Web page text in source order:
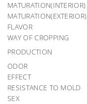
MATURATION(INTERIOR)
MATURATION(EXTERIOR)
FLAVOR
WAY OF CROPPING
PRODUCTION
ODOR
EFFECT
RESISTANCE TO MOLD
SEX